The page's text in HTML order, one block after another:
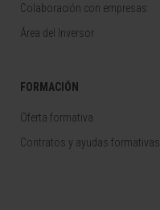
Colaboración con empresas
Área del Inversor
FORMACIÓN
Oferta formativa
Contratos y ayudas formativas